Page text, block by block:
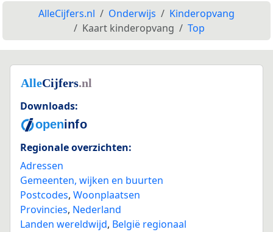
AlleCijfers.nl Onderwijs
Kinderopvang
Kaart kinderopvang
Top
Downloads:
Regionale overzichten:
Adressen
Gemeenten, wijken en buurten
Postcodes, Woonplaatsen
Provincies, Nederland
Landen wereldwijd, België regionaal